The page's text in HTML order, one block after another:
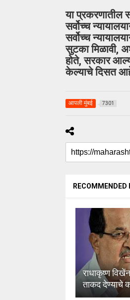
या प्रकरणातील
सर्वोच्च
सर्वोच्च
सुटका मिळावी,
होते, सरकार
केल्याचे दिसत
आपली मुंबई 7301
RECOMMENDED
राधाकृष्ण
ताकद देण्याचे